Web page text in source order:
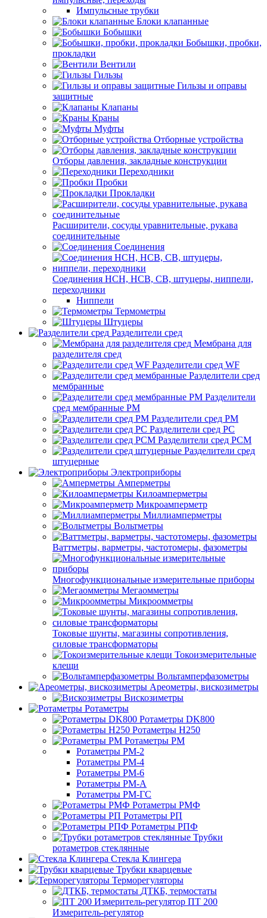
Импульсные трубки
Блоки клапанные
Бобышки
Бобышки, пробки,
прокладки
Вентили
Гильзы
Гильзы и оправы
защитные
Клапаны
Краны
Муфты
Отборные устройства
Отборы давления, закладные конструкции
Переходники
Пробки
Прокладки
Расширители, сосуды уравнительные, рукава
соединительные
Соединения
Соединения НСН, НСВ, СВ, штуцеры, ниппели,
переходники
Ниппели
Термометры
Штуцеры
Разделители сред
Мембрана для
разделителя сред
Разделители сред WF
Разделители сред
мембранные
Разделители
сред мембранные РМ
Разделители сред РМ
Разделители сред РС
Разделители сред РСМ
Разделители сред
штуцерные
Электроприборы
Амперметры
Килоамперметры
Микроамперметр
Миллиамперметры
Вольтметры
Ваттметры, варметры, частотомеры, фазометры
Многофункциональные измерительные приборы
Мегаомметры
Микроомметры
Токовые шунты, магазины сопротивления,
силовые трансформаторы
Токоизмерительные
клещи
Вольтамперфазометры
Ареометры, вискозиметры
Вискозиметры
Ротаметры
Ротаметры DK800
Ротаметры H250
Ротаметры РМ
Ротаметры РМ-2
Ротаметры РМ-4
Ротаметры РМ-6
Ротаметры РМ-А
Ротаметры РМ-ГС
Ротаметры РМФ
Ротаметры РП
Ротаметры РПФ
Трубки
ротаметров стеклянные
Стекла Клингера
Трубки кварцевые
Терморегуляторы
ДТКБ, термостаты
ПТ 200
Измеритель-регулятор